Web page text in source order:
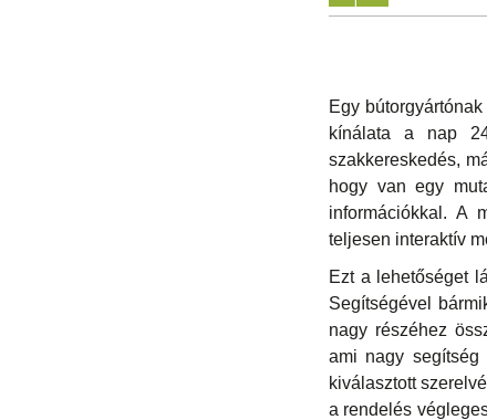
Egy
kínálata a nap
szakkereskedés,
hogy van egy
információkkal. A
teljesen interaktív
Ezt a lehetőséget
Segítségével
nagy részéhez
ami nagy segítség
kiválasztott
a rendelés